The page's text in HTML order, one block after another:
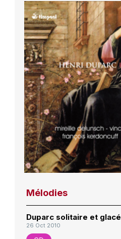
Mélodies
Duparc solitaire et glacé
26 Oct 2010